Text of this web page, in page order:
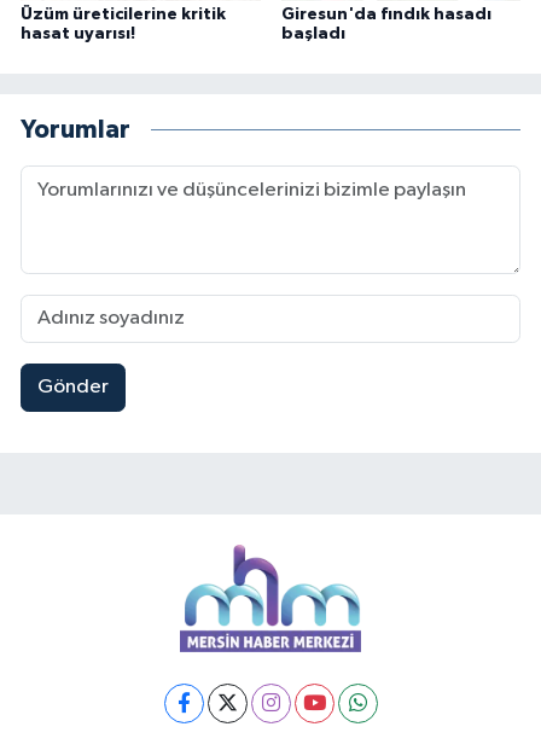
Üzüm üreticilerine kritik
hasat uyarısı!
Giresun'da fındık hasadı
başladı
Yorumlar
Gönder